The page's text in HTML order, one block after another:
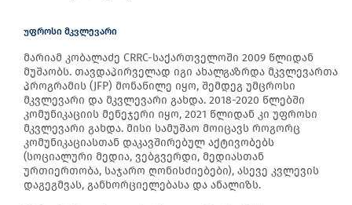
უფროსი მკვლევარი
მარიამ კობალაძე CRRC-საქართველოში 2009 წლიდან
მუშაობს. თავდაპირველად იგი ახალგაზრდა მკვლევართა
პროგრამის (JFP) მონაწილე იყო, შემდეგ უმცროსი
მკვლევარი და მკვლევარი გახდა. 2018-2020 წლებში
კომუნიკაციის მენეჯერი იყო, 2021 წლიდან კი უფროსი
მკვლევარი გახდა. მისი სამუშაო მოიცავს როგორც
კომუნიკაციასთან დაკავშირებულ აქტივობებს
(სოციალური მედია, ვებგვერდი, მედიასთან
ურთიერთობა, საჯარო ღონისძიებები), ასევე კვლევის
დაგეგმვას, განხორციელებასა და ანალიზს.